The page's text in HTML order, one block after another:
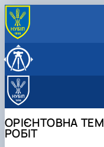
ПРО КАФЕДРУ
СКЛАД КАФЕДРИ
Колектив
Графік
МІЖНАРОДНА
ОРІЄНТОВНА
РОБІТ